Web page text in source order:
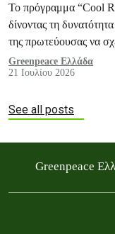
Το πρόγραμμα “Cool
δίνοντας τη
της πρωτεύουσας να
τη θερμική τους άνεση,
πόλης.
Greenpeace Ελλάδα
21 Ιουλίου 2026
See all posts
Greenpeace